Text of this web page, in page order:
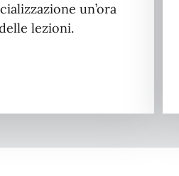
un’ora
lezioni.